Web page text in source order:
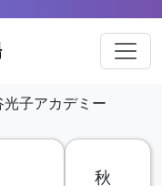
光子アカデミー
秋